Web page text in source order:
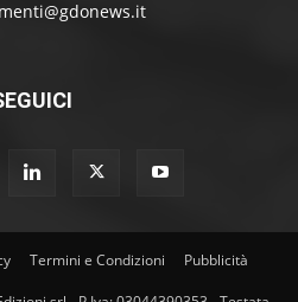
Termini e Condizioni Pubblicità